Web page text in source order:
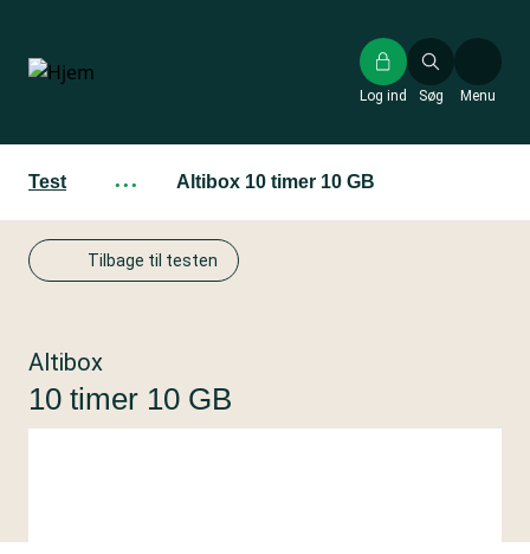
hovedindhold
Søg
Log ind Menu
Test ··· Altibox 10 timer 10 GB
Tilbage til testen
Altibox
10 timer 10 GB